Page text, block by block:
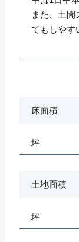
また、土
てもしやす
床面積
坪
土地面積
坪